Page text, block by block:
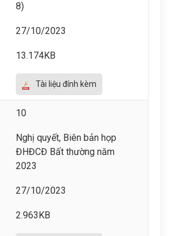
8)
27/10/2023
13.174KB
Tài liệu đính kèm
10
Nghị quyết, Biên bản họp
ĐHĐCĐ Bất thường năm
2023
27/10/2023
2.963KB